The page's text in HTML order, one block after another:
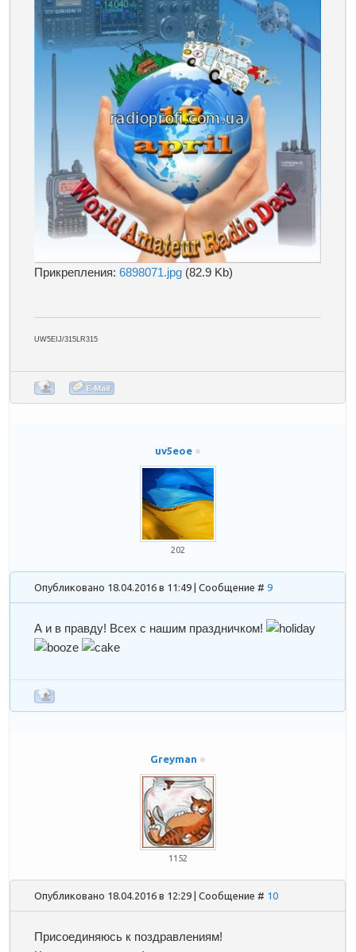
Прикрепления:6898071.jpg (82.9 Kb)
UW5EIJ/315LR315
uv5eoe
202
Опубликовано 18.04.2016 в 11:49 | Сообщение #9
А и в правду! Всех с нашим праздничком!
Greyman
1152
Опубликовано 18.04.2016 в 12:29 | Сообщение # 10
Присоединяюсь к поздравлениям!